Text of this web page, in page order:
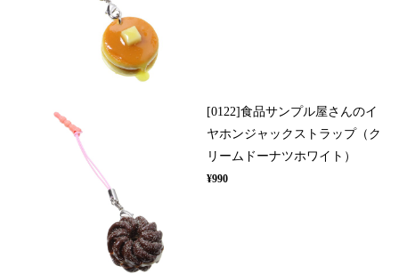
[0122]食品サンプル屋さんのイ
ヤホンジャックストラップ（ク
リームドーナツホワイト）
¥990